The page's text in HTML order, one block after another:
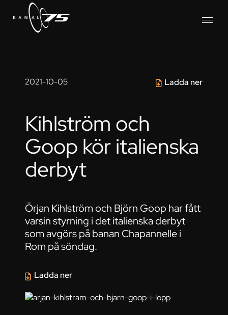
2021-10-05 Ladda ner
Kihlström och
Goop kör italienska
derbyt
Örjan Kihlström och Björn Goop har fått
varsin styrning i det italienska derbyt
som avgörs på banan Chapannelle i
Rom på söndag.
Ladda ner